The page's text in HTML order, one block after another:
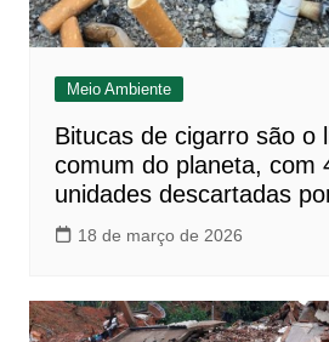
Meio Ambiente
Bitucas de cigarro são o
comum do planeta, com
unidades descartadas
18 de março de 2026